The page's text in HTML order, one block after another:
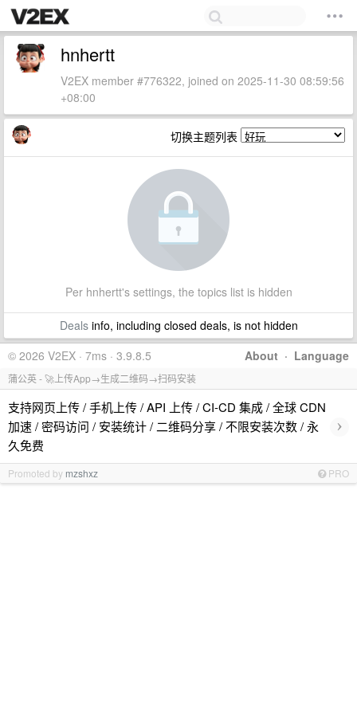
hnhertt
V2EX member #776322, joined on 2025-11-30 08:59:56
+08:00
切换主题列表
Per hnhertt's settings, the topics list is hidden
Dealsinfo, including closed deals, is not hidden
About · Language
© 2026 V2EX · 7ms · 3.9.8.5
蒲公英 - 🚀上传App→生成二维码→扫码安装
支持网页上传 / 手机上传 / API 上传 / CI-CD 集成 / 全球 CDN
加速 / 密码访问 / 安装统计 / 二维码分享 / 不限安装次数 / 永
久免费
›
Promoted by mzshxz PRO